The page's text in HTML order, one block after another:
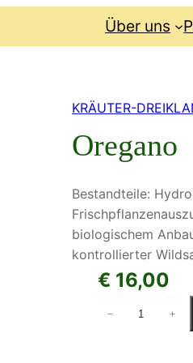
Über uns
KRÄUTER-
Oregano
Bestandteile:
biologischem
kontrollierter
€ 16,00
r
− +